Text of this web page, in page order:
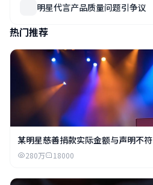
明星代言产品质量问题引争议
热门推荐
某明星慈善捐款实际金额与声明不符
280万 18000